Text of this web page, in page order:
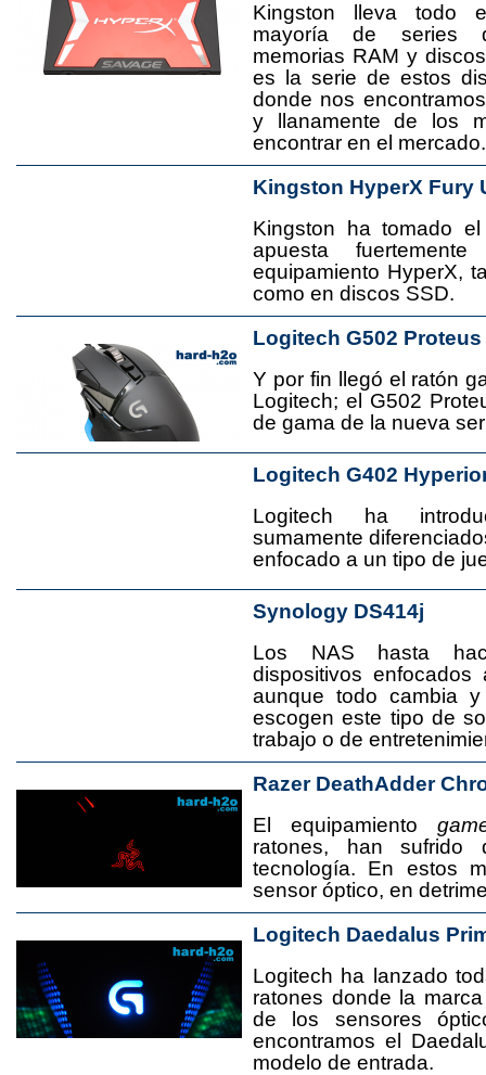
Kingston lleva todo
mayoría de series
memorias RAM y
es la serie de estos
donde nos
y llanamente de los
encontrar en el mercado.
Kingston HyperX Fury
Kingston ha tomado
apuesta
equipamiento HyperX,
como en discos SSD.
Logitech G502 Proteus
Y por fin llegó el ratón
Logitech; el G502
de gama de la nueva
Logitech G402
Logitech ha
sumamente
enfocado a un tipo de
Synology DS414j
Los NAS hasta
dispositivos
aunque todo cambia
escogen este tipo de
trabajo o de
Razer DeathAdder
El equipamiento
ratones, han sufrido
tecnología. En estos
sensor óptico, en
Logitech Daedalus
Logitech ha lanzado
ratones donde la
de los sensores
encontramos el
modelo de entrada.